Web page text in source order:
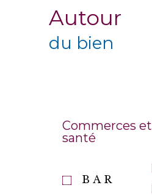
Autour
du bien
Commerces et
santé
BAR